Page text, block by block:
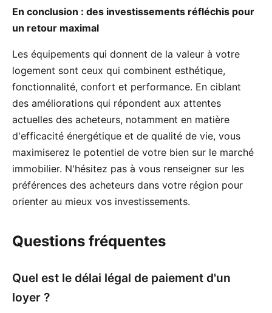
En conclusion : des investissements réfléchis pour
un retour maximal
Les équipements qui donnent de la valeur à votre
logement sont ceux qui combinent esthétique,
fonctionnalité, confort et performance. En ciblant
des améliorations qui répondent aux attentes
actuelles des acheteurs, notamment en matière
d'efficacité énergétique et de qualité de vie, vous
maximiserez le potentiel de votre bien sur le marché
immobilier. N'hésitez pas à vous renseigner sur les
préférences des acheteurs dans votre région pour
orienter au mieux vos investissements.
Questions fréquentes
Quel est le délai légal de paiement d'un
loyer ?